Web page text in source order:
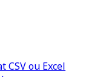
ou Excel